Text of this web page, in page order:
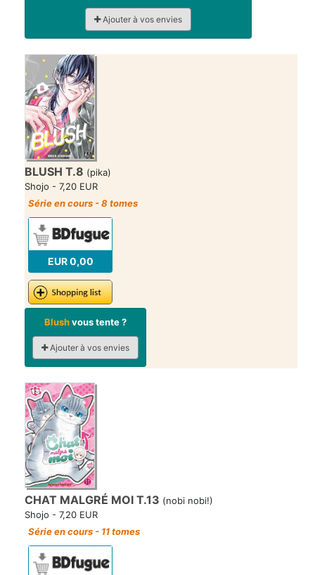
Ajouter à vos envies
BLUSH T.8 (pika)
Shojo - 7,20 EUR
Série en cours - 8 tomes
EUR 0,00
Blushvous tente ?
Ajouter à vos envies
CHAT MALGRÉ MOI T.13 (nobi nobi!)
Shojo - 7,20 EUR
Série en cours - 11 tomes